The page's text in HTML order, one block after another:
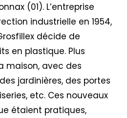
(01). L’entreprise
industrielle en 1954,
décide de
en plastique. Plus
maison, avec des
jardinières, des portes
etc. Ces nouveaux
étaient pratiques,